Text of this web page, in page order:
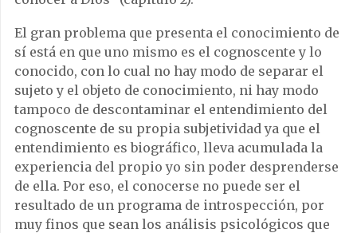
El gran problema que presenta el conocimiento de
sí está en que uno mismo es el cognoscente y lo
conocido, con lo cual no hay modo de separar el
sujeto y el objeto de conocimiento, ni hay modo
tampoco de descontaminar el entendimiento del
cognoscente de su propia subjetividad ya que el
entendimiento es biográfico, lleva acumulada la
experiencia del propio yo sin poder desprenderse
de ella. Por eso, el conocerse no puede ser el
resultado de un programa de introspección, por
muy finos que sean los análisis psicológicos que